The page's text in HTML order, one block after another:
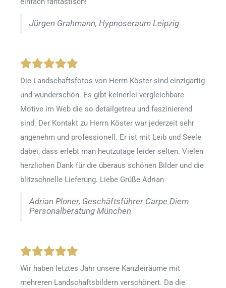
Jürgen Grahmann, Hypnoseraum Leipzig
Die Landschaftsfotos von Herrn Köster sind einzigartig
und wunderschön. Es gibt keinerlei vergleichbare
Motive im Web die so detailgetreu und faszinierend
sind. Der Kontakt zu Herrn Köster war jederzeit sehr
angenehm und professionell. Er ist mit Leib und Seele
dabei, dass erlebt man heutzutage leider selten. Vielen
herzlichen Dank für die überaus schönen Bilder und die
blitzschnelle Lieferung. Liebe Grüße Adrian
Adrian Ploner, Geschäftsführer Carpe Diem
Personalberatung München
Wir haben letztes Jahr unsere Kanzleiräume mit
mehreren Landschaftsbildern verschönert. Da die